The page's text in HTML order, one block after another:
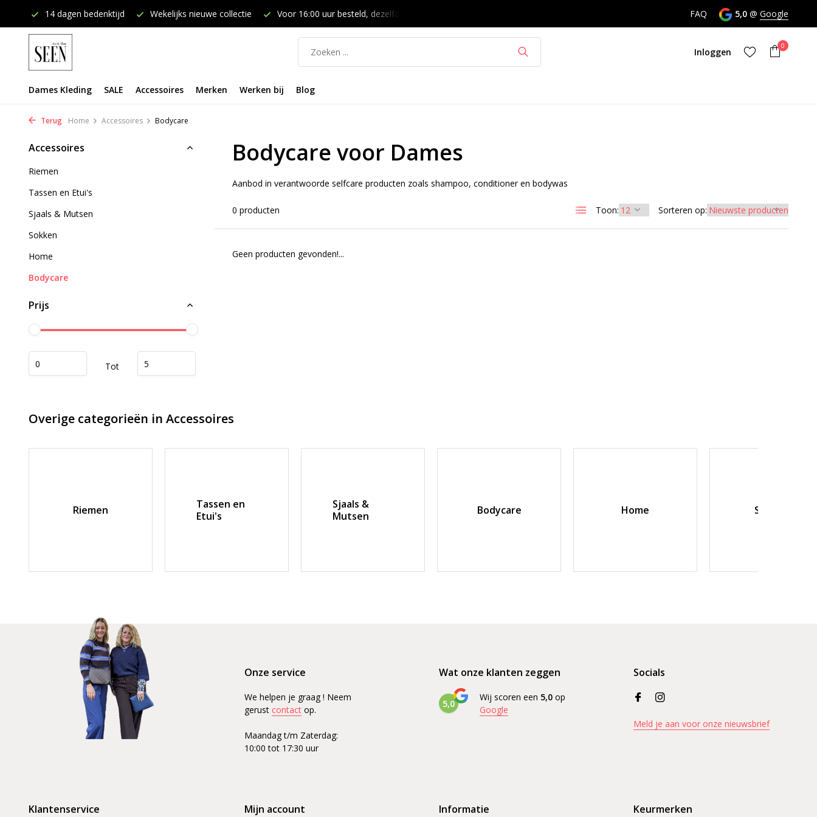
14 dagen bedenktijd Wekelijks nieuwe collectie Voor 16:00 uur besteld, dezelfde dag verzonden FAQ 5,0 @ Google
Inloggen
0
Dames Kleding SALE Accessoires Merken Werken bij Blog
Terug Home Accessoires Bodycare
Accessoires
Riemen
Tassen en Etui's
Sjaals & Mutsen
Sokken
Home
Bodycare
Prijs
Tot
Bodycare voor Dames
Aanbod in verantwoorde selfcare producten zoals shampoo, conditioner en bodywas
0 producten Toon: Sorteren op:
Geen producten gevonden!...
Overige categorieën in Accessoires
Riemen
Tassen en
Etui's
Sjaals &
Mutsen
Bodycare Home Sokken
Onze service
We helpen je graag ! Neem
gerust contact op.
Maandag t/m Zaterdag:
10:00 tot 17:30 uur
Wat onze klanten zeggen
5,0
Wij scoren een 5,0 op
Google
Socials
Meld je aan voor onze nieuwsbrief
Klantenservice Mijn account Informatie Keurmerken